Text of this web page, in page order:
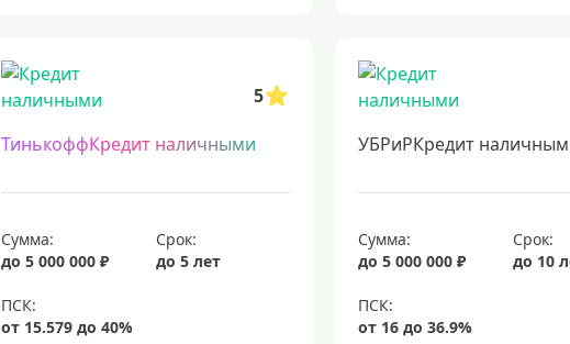
5
ТинькоффКредит наличными
Сумма:
до 5 000 000 ₽
Срок:
до 5 лет
УБРиРКредит
Сумма:
до 5 000 000 ₽
Срок:
до 10